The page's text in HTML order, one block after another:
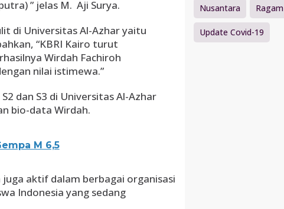
” jelas M. Aji Surya.
di Universitas Al-Azhar yaitu
“KBRI Kairo turut
Wirdah Fachiroh
nilai istimewa.”
dan S3 di Universitas Al-Azhar
bio-data Wirdah.
M 6,5
aktif dalam berbagai organisasi
Indonesia yang sedang
Nusantara Ragam
Update Covid-19